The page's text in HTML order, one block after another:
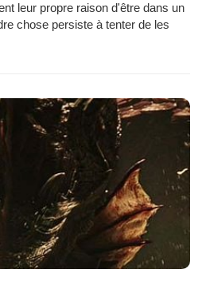
leur propre raison d'être dans un
chose persiste à tenter de les